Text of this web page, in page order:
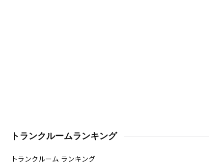
トランクルームランキング
トランクルーム ランキング